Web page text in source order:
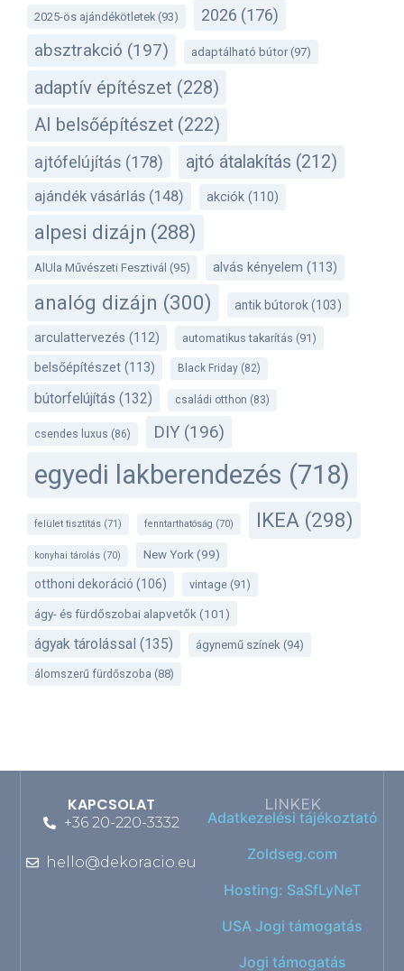
2025-ös ajándékötletek (93) 2026 (176)
absztrakció (197) adaptálható bútor(97)
adaptív építészet (228)
AI belsőépítészet (222)
ajtófelújítás (178) ajtó átalakítás (212)
ajándék vásárlás (148) akciók (110)
alpesi dizájn (288)
AlUla Művészeti Fesztivál (95) alvás kényelem (113)
analóg dizájn (300) antik bútorok (103)
arculattervezés (112) automatikus takarítás (91)
belsőépítészet (113) Black Friday (82)
bútorfelújítás (132) családi otthon (83)
csendes luxus (86) DIY (196)
egyedi lakberendezés (718)
felület tisztítás (71) fenntarthatóság (70) IKEA (298)
konyhai tárolás (70) New York (99)
otthoni dekoráció (106) vintage (91)
ágy- és fürdőszobai alapvetők (101)
ágyak tárolással (135) ágynemű színek (94)
álomszerű fürdőszoba (88)
KAPCSOLAT
+36 20-220-3332
hello@dekoracio.eu
LINKEK
Adatkezelési tájékoztató
Zoldseg.com
Hosting: SaSfLyNeT
USA Jogi támogatás
Jogi támogatás